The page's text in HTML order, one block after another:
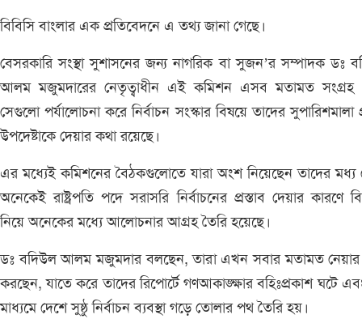
বিবিসি বাংলার এক প্রতিবেদনে এ তথ্য জানা গেছে।
বেসরকারি সংস্থা সুশাসনের জন্য নাগরিক বা সুজন’র সম্পাদক ডঃ
আলম মজুমদারের নেতৃত্বাধীন এই কমিশন এসব মতামত সংগ্রহ
সেগুলো পর্যালোচনা করে নির্বাচন সংস্কার বিষয়ে তাদের সুপারিশমালা
উপদেষ্টাকে দেয়ার কথা রয়েছে।
এর মধ্যেই কমিশনের বৈঠকগুলোতে যারা অংশ নিয়েছেন তাদের মধ্য
অনেকেই রাষ্ট্রপতি পদে সরাসরি নির্বাচনের প্রস্তাব দেয়ার কারণে
নিয়ে অনেকের মধ্যে আলোচনার আগ্রহ তৈরি হয়েছে।
ডঃ বদিউল আলম মজুমদার বলছেন, তারা এখন সবার মতামত
করছেন, যাতে করে তাদের রিপোর্টে গণআকাঙ্ক্ষার বহিঃপ্রকাশ ঘটে
মাধ্যমে দেশে সুষ্ঠু নির্বাচন ব্যবস্থা গড়ে তোলার পথ তৈরি হয়।